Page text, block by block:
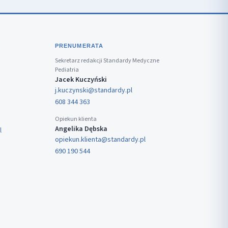
PRENUMERATA
Sekretarz redakcji Standardy Medyczne
Pediatria
Jacek Kuczyński
j.kuczynski@standardy.pl
608 344 363
Opiekun klienta
Angelika Dębska
opiekun.klienta@standardy.pl
690 190 544